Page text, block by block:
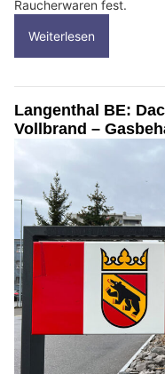
Raucherwaren fest.
Weiterlesen
Langenthal BE:
Vollbrand –